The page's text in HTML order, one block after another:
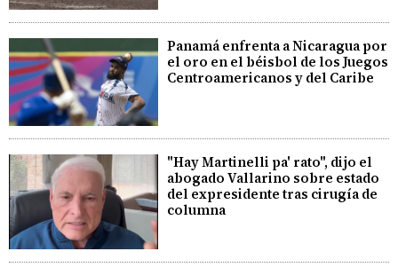
Panamá enfrenta a Nicaragua por
el oro en el béisbol de los Juegos
Centroamericanos y del Caribe
"Hay Martinelli pa' rato", dijo el
abogado Vallarino sobre estado
del expresidente tras cirugía de
columna